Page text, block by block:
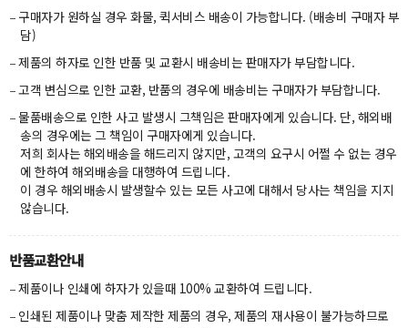
구매자가 원하실 경우 화물, 퀵서비스 배송이 가능합니다. (배송비 구매자 부
담)
제품의 하자로 인한 반품 및 교환시 배송비는 판매자가 부담합니다.
고객 변심으로 인한 교환, 반품의 경우에 배송비는 구매자가 부담합니다.
물품배송으로 인한 사고 발생시 그책임은 판매자에게 있습니다. 단, 해외배
송의 경우에는 그 책임이 구매자에게 있습니다.
저희 회사는 해외배송을 해드리지 않지만, 고객의 요구시 어쩔 수 없는 경우
에 한하여 해외배송을 대행하여 드립니다.
이 경우 해외배송시 발생할수 있는 모든 사고에 대해서 당사는 책임을 지지
않습니다.
반품교환안내
제품이나 인쇄에 하자가 있을때 100% 교환하여 드립니다.
인쇄된 제품이나 맞춤 제작한 제품의 경우, 제품의 재사용이 불가능하므로